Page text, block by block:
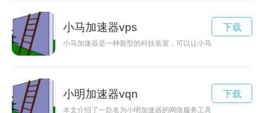
小马加速器vps
小马加速器是一种新型的科技装置，可以让小马们在奔跑时获
下载
小明加速器vqn
本文介绍了一款名为小明加速器的网络服务工具，它能够提供
下载